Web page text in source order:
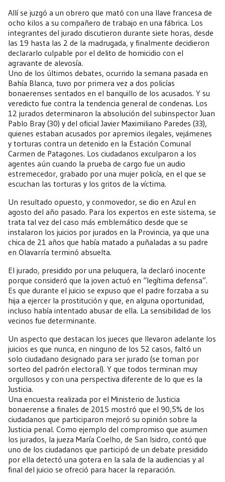
Allí se juzgó a un obrero que mató con una llave francesa de
ocho kilos a su compañero de trabajo en una fábrica. Los
integrantes del jurado discutieron durante siete horas, desde
las 19 hasta las 2 de la madrugada, y finalmente decidieron
declararlo culpable por el delito de homicidio con el
agravante de alevosía.
Uno de los últimos debates, ocurrido la semana pasada en
Bahía Blanca, tuvo por primera vez a dos policías
bonaerenses sentados en el banquillo de los acusados. Y su
veredicto fue contra la tendencia general de condenas. Los
12 jurados determinaron la absolución del subinspector Juan
Pablo Bray (30) y del oficial Javier Maximiliano Paredes (33),
quienes estaban acusados por apremios ilegales, vejámenes
y torturas contra un detenido en la Estación Comunal
Carmen de Patagones. Los ciudadanos exculparon a los
agentes aún cuando la prueba de cargo fue un audio
estremecedor, grabado por una mujer policía, en el que se
escuchan las torturas y los gritos de la víctima.
Un resultado opuesto, y conmovedor, se dio en Azul en
agosto del año pasado. Para los expertos en este sistema, se
trata tal vez del caso más emblemático desde que se
instalaron los juicios por jurados en la Provincia, ya que una
chica de 21 años que había matado a puñaladas a su padre
en Olavarría terminó absuelta.
El jurado, presidido por una peluquera, la declaró inocente
porque consideró que la joven actuó en “legítima defensa”.
Es que durante el juicio se expuso que el padre forzaba a su
hija a ejercer la prostitución y que, en alguna oportunidad,
incluso había intentado abusar de ella. La sensibilidad de los
vecinos fue determinante.
Un aspecto que destacan los jueces que llevaron adelante los
juicios es que nunca, en ninguno de los 52 casos, faltó un
solo ciudadano designado para ser jurado (se toman por
sorteo del padrón electoral). Y que todos terminan muy
orgullosos y con una perspectiva diferente de lo que es la
Justicia.
Una encuesta realizada por el Ministerio de Justicia
bonaerense a finales de 2015 mostró que el 90,5% de los
ciudadanos que participaron mejoró su opinión sobre la
Justicia penal. Como ejemplo del compromiso que asumen
los jurados, la jueza María Coelho, de San Isidro, contó que
uno de los ciudadanos que participó de un debate presidido
por ella detectó una gotera en la sala de la audiencias y al
final del juicio se ofreció para hacer la reparación.